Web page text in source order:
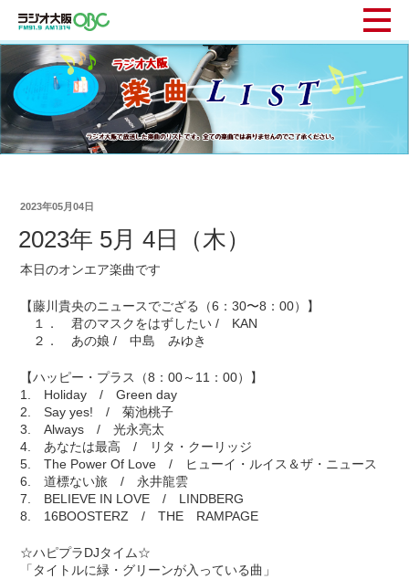
2023年05月04日
2023年 5月 4日（木）
本日のオンエア楽曲です
【藤川貴央のニュースでござる（6：30〜8：00）】
１． 君のマスクをはずしたい / KAN
２． あの娘 / 中島 みゆき
【ハッピー・プラス（8：00～11：00）】
1. Holiday / Green day
2. Say yes! / 菊池桃子
3. Always / 光永亮太
4. あなたは最高 / リタ・クーリッジ
5. The Power Of Love / ヒューイ・ルイス＆ザ・ニュース
6. 道標ない旅 / 永井龍雲
7. BELIEVE IN LOVE / LINDBERG
8. 16BOOSTERZ / THE RAMPAGE
☆ハピプラDJタイム☆
「タイトルに緑・グリーンが入っている曲」